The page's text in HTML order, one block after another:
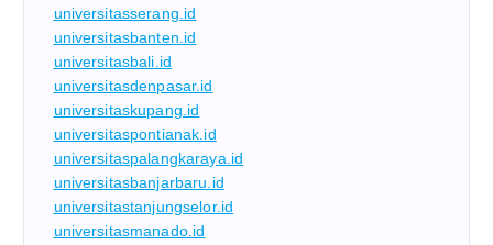
universitasserang.id
universitasbanten.id
universitasbali.id
universitasdenpasar.id
universitaskupang.id
universitaspontianak.id
universitaspalangkaraya.id
universitasbanjarbaru.id
universitastanjungselor.id
universitasmanado.id